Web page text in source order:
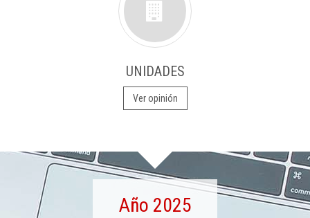
UNIDADES
Ver opinión
Año 2025